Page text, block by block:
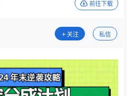
前往下载
关注 私信